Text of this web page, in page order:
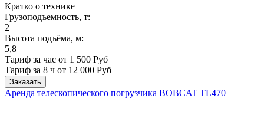
Кратко о технике
Грузоподъемность, т:
2
Высота подъёма, м:
5,8
Тариф за час от 1 500 Руб
Тариф за 8 ч от 12 000 Руб
Заказать
Аренда телескопического погрузчика BOBCAT ТL470